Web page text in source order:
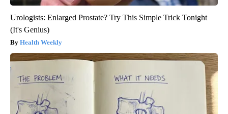
Urologists: Enlarged Prostate? Try This Simple Trick Tonight
(It's Genius)
Health Weekly